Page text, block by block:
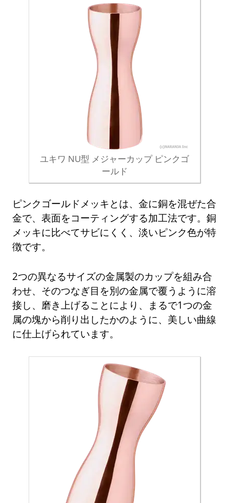
ユキワ NU型 メジャーカップ ピンクゴ
ールド
ピンクゴールドメッキとは、金に銅を混ぜた合
金で、表面をコーティングする加工法です。銅
メッキに比べてサビにくく、淡いピンク色が特
徴です。
2つの異なるサイズの金属製のカップを組み合
わせ、そのつなぎ目を別の金属で覆うように溶
接し、磨き上げることにより、まるで1つの金
属の塊から削り出したかのように、美しい曲線
に仕上げられています。